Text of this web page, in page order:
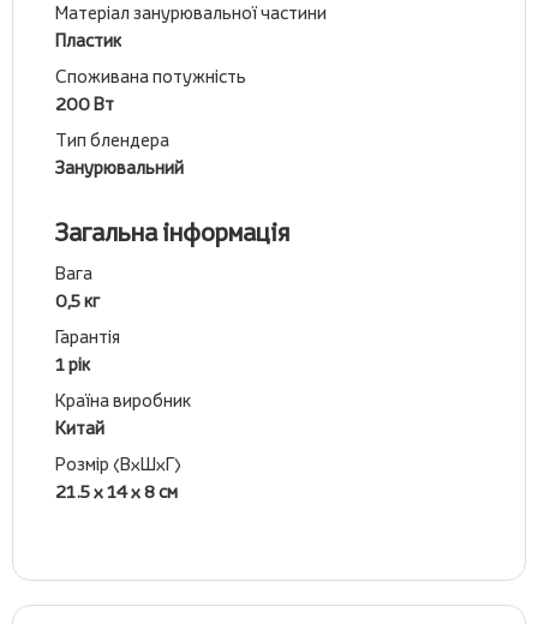
Матеріал занурювальної частини
Пластик
Споживана потужність
200 Вт
Тип блендера
Занурювальний
Загальна інформація
Вага
0,5 кг
Гарантія
1 рік
Країна виробник
Китай
Розмір (ВхШхГ)
21.5 х 14 х 8 см